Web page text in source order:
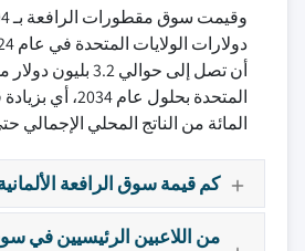
أن تصل إلى حوالي 3.2
المائة من الناتج المحلي الإجمالي حتى
كم قيمة سوق الرافعة الألمانية في
من اللاعبين الرئيسيين في